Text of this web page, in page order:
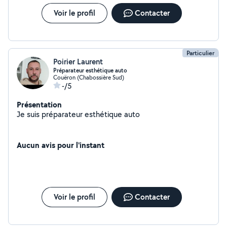
Voir le profil Contacter
Particulier
Poirier Laurent
Préparateur esthétique auto
Couëron (Chabossière Sud)
-/5
Présentation
Je suis préparateur esthétique auto
Aucun avis pour l'instant
Voir le profil Contacter